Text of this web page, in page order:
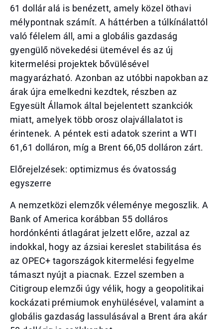
61 dollár alá is benézett, amely közel öthavi
mélypontnak számít. A háttérben a túlkínálattól
való félelem áll, ami a globális gazdaság
gyengülő növekedési ütemével és az új
kitermelési projektek bővülésével
magyarázható. Azonban az utóbbi napokban az
árak újra emelkedni kezdtek, részben az
Egyesült Államok által bejelentett szankciók
miatt, amelyek több orosz olajvállalatot is
érintenek. A péntek esti adatok szerint a WTI
61,61 dolláron, míg a Brent 66,05 dolláron zárt.
Előrejelzések: optimizmus és óvatosság
egyszerre
A nemzetközi elemzők véleménye megoszlik. A
Bank of America korábban 55 dolláros
hordónkénti átlagárat jelzett előre, azzal az
indokkal, hogy az ázsiai kereslet stabilitása és
az OPEC+ tagországok kitermelési fegyelme
támaszt nyújt a piacnak. Ezzel szemben a
Citigroup elemzői úgy vélik, hogy a geopolitikai
kockázati prémiumok enyhülésével, valamint a
globális gazdaság lassulásával a Brent ára akár